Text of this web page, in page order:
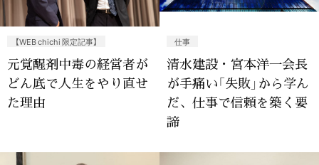
【WEB chichi 限定記事】
元覚醒剤中毒の経営者が
どん底で人生をやり直せ
た理由
仕事
清水建設・宮本洋一会長
が手痛い「失敗」から学ん
だ、仕事で信頼を築く要
諦